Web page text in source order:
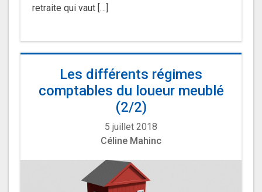
retraite qui vaut […]
Les différents régimes
comptables du loueur meublé
(2/2)
5 juillet 2018
Céline Mahinc